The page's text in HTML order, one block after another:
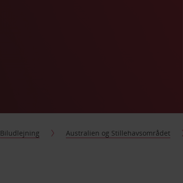
Biludlejning Australien og Stillehavsområdet